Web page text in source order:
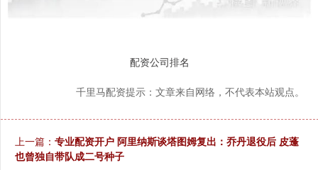
配资公司排名
千里马配资提示：文章来自网络，不代表本站观点。
上一篇： 专业配资开户 阿里纳斯谈塔图姆复出：乔丹退役后 皮蓬
也曾独自带队成二号种子